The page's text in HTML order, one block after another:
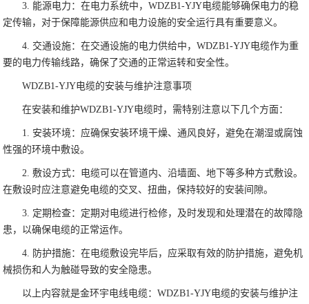
3. 能源电力：在电力系统中，WDZB1-YJY电缆能够确保电力的稳
定传输，对于保障能源供应和电力设施的安全运行具有重要意义。
4. 交通设施：在交通设施的电力供给中，WDZB1-YJY电缆作为重
要的电力传输线路，确保了交通的正常运转和安全性。
WDZB1-YJY电缆的安装与维护注意事项
在安装和维护WDZB1-YJY电缆时，需特别注意以下几个方面：
1. 安装环境：应确保安装环境干燥、通风良好，避免在潮湿或腐蚀
性强的环境中敷设。
2. 敷设方式：电缆可以在管道内、沿墙面、地下等多种方式敷设。
在敷设时应注意避免电缆的交叉、扭曲，保持较好的安装间隙。
3. 定期检查：定期对电缆进行检修，及时发现和处理潜在的故障隐
患，以确保电缆的正常运作。
4. 防护措施：在电缆敷设完毕后，应采取有效的防护措施，避免机
械损伤和人为触碰导致的安全隐患。
以上内容就是金环宇电线电缆：WDZB1-YJY电缆的安装与维护注